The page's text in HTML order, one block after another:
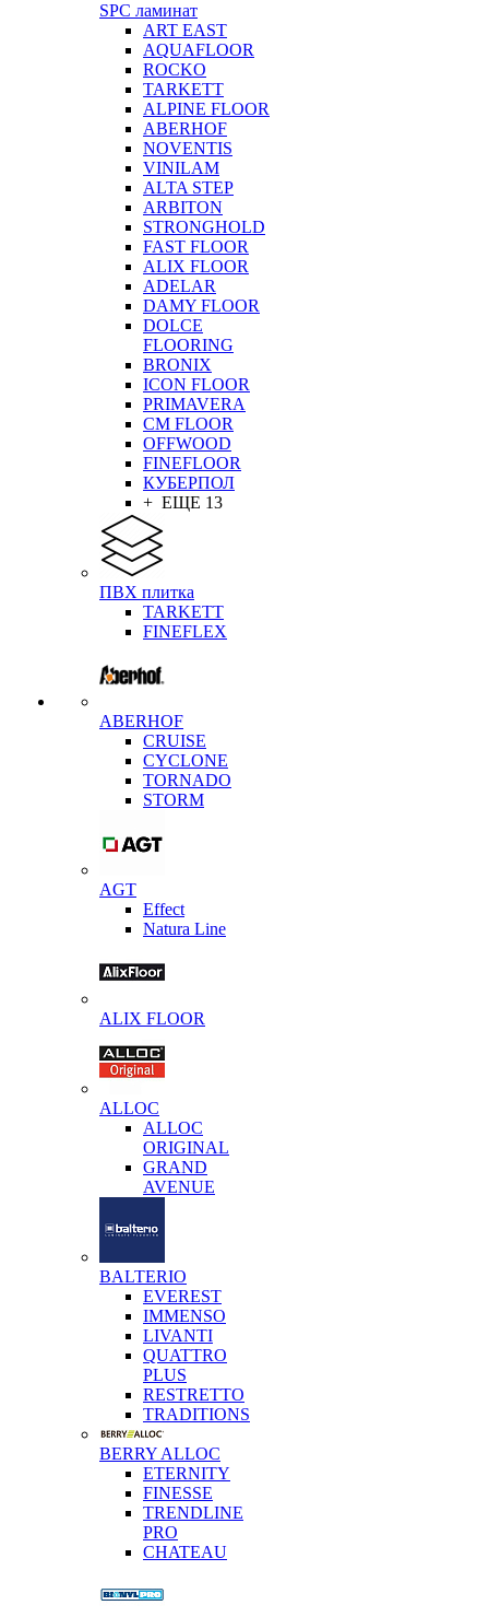
SPC ламинат
ART EAST
AQUAFLOOR
ROCKO
TARKETT
ALPINE FLOOR
ABERHOF
NOVENTIS
VINILAM
ALTA STEP
ARBITON
STRONGHOLD
FAST FLOOR
ALIX FLOOR
ADELAR
DAMY FLOOR
DOLCE
FLOORING
BRONIX
ICON FLOOR
PRIMAVERA
CM FLOOR
OFFWOOD
FINEFLOOR
КУБЕРПОЛ
+ ЕЩЕ 13
ПВХ плитка
TARKETT
FINEFLEX
ABERHOF
CRUISE
CYCLONE
TORNADO
STORM
AGT
Effect
Natura Line
ALIX FLOOR
ALLOC
ALLOC
ORIGINAL
GRAND
AVENUE
BALTERIO
EVEREST
IMMENSO
LIVANTI
QUATTRO
PLUS
RESTRETTO
TRADITIONS
BERRY ALLOC
ETERNITY
FINESSE
TRENDLINE
PRO
CHATEAU